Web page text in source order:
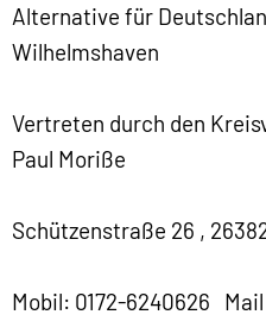
Alternative für
Wilhelmshaven
Vertreten durch den
Paul Moriße
Schützenstraße 26 ,
Mobil: 0172-6240626